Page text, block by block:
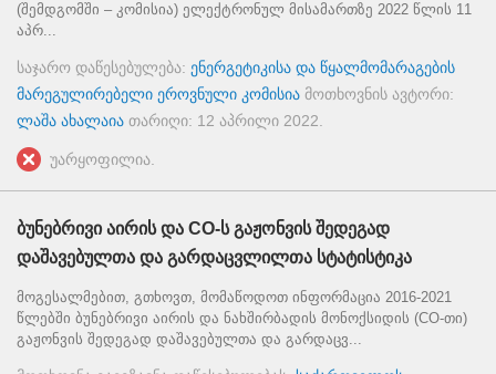
(შემდგომში – კომისია) ელექტრონულ მისამართზე 2022 წლის 11
აპრ...
საჯარო დაწესებულება: ენერგეტიკისა და წყალმომარაგების
მარეგულირებელი ეროვნული კომისია მოთხოვნის ავტორი:
ლაშა ახალაია თარიღი: 12 აპრილი 2022
უარყოფილია.
ბუნებრივი აირის და CO-ს გაჟონვის შედეგად
დაშავებულთა და გარდაცვლილთა სტატისტიკა
მოგესალმებით, გთხოვთ, მომაწოდოთ ინფორმაცია 2016-2021
წლებში ბუნებრივი აირის და ნახშირბადის მონოქსიდის (CO-თი)
გაჟონვის შედეგად დაშავებულთა და გარდაცვ...